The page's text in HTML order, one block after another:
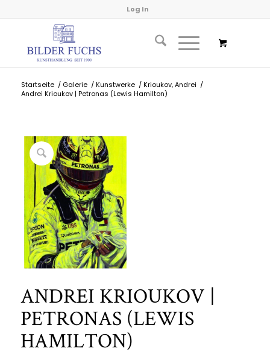
Log In
Startseite / Galerie / Kunstwerke / Krioukov, Andrei /
Andrei Krioukov | Petronas (Lewis Hamilton)
ANDREI KRIOUKOV |
PETRONAS (LEWIS
HAMILTON)